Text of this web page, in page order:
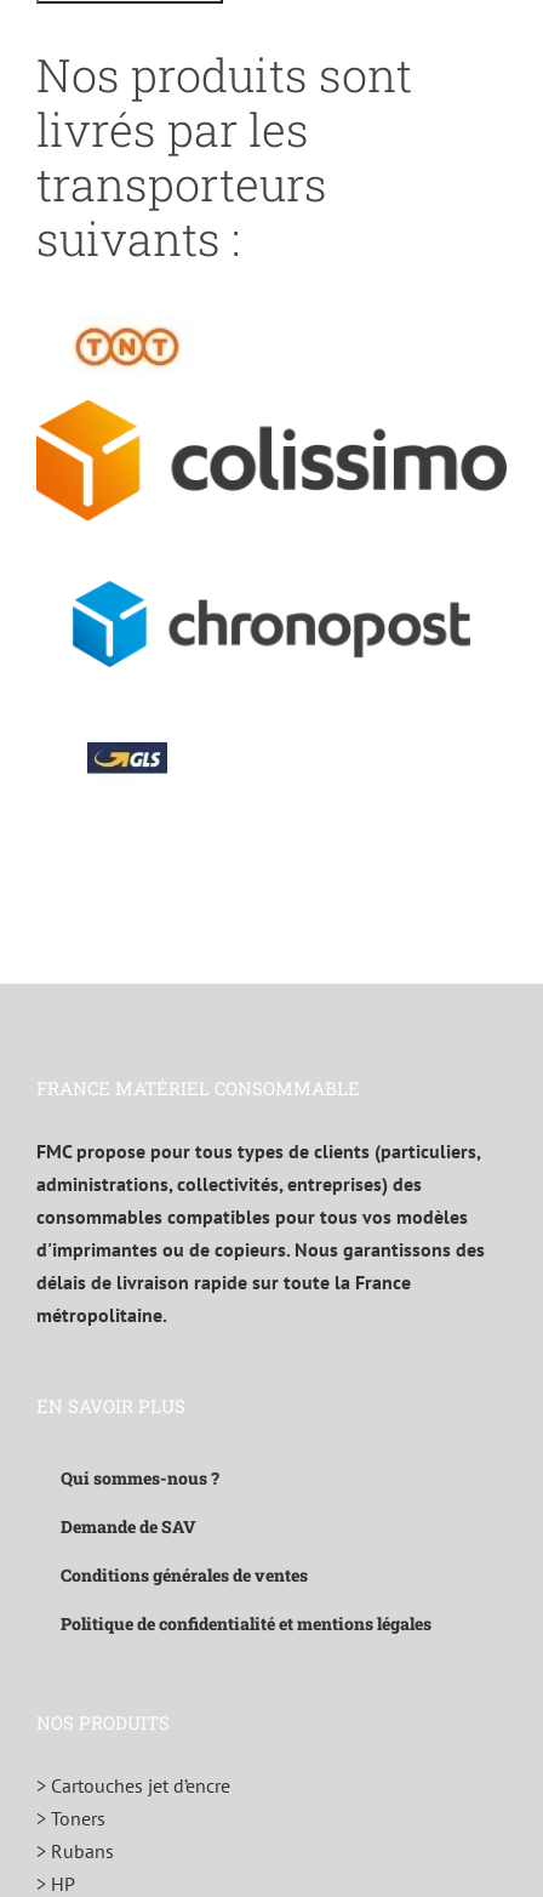
Nos produits sont
livrés par les
transporteurs
suivants :
FRANCE MATÉRIEL CONSOMMABLE
FMC propose pour tous types de clients (particuliers,
administrations, collectivités, entreprises) des
consommables compatibles pour tous vos modèles
d'imprimantes ou de copieurs. Nous garantissons des
délais de livraison rapide sur toute la France
métropolitaine.
EN SAVOIR PLUS
Qui sommes-nous ?
Demande de SAV
Conditions générales de ventes
Politique de confidentialité et mentions légales
NOS PRODUITS
> Cartouches jet d’encre
> Toners
> Rubans
> HP